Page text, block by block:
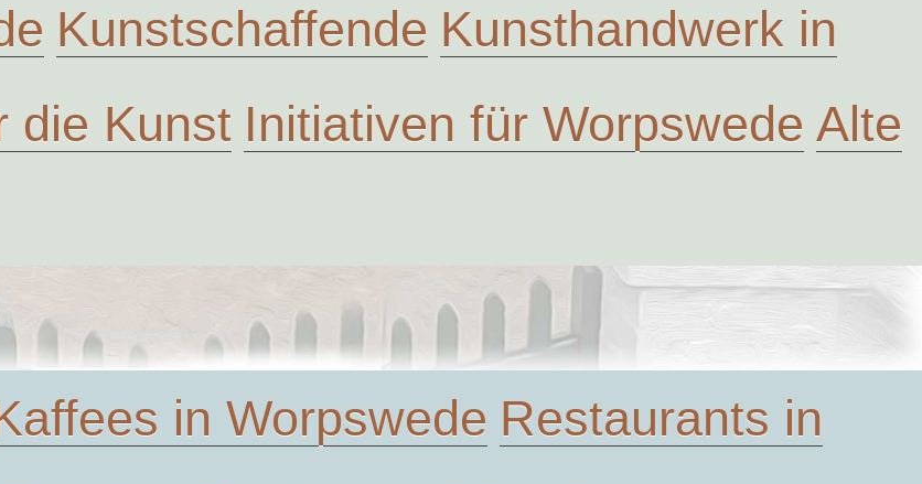
Kunstschaffende Kunsthandwerk in
die Kunst Initiativen für Worpswede Alte
in Worpswede Restaurants in